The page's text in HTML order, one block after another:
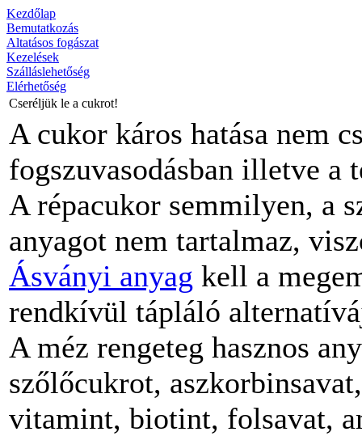
Kezdőlap
Bemutatkozás
Altatásos fogászat
Kezelések
Szálláslehetőség
Elérhetőség
Cseréljük le a cukrot!
A cukor káros hatása nem
fogszuvasodásban illetve a
A répacukor semmilyen, a
anyagot nem tartalmaz,
Ásványi anyag kell a
rendkívül tápláló
A méz rengeteg hasznos
szőlőcukrot,
vitamint, biotint, folsavat,